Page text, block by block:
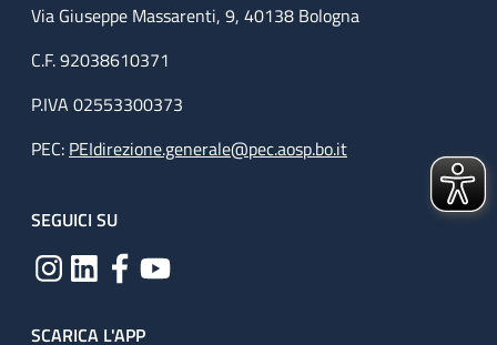
Via Giuseppe Massarenti, 9, 40138 Bologna
C.F. 92038610371
P.IVA 02553300373
PEC: PEIdirezione.generale@pec.aosp.bo.it
SEGUICI SU
SCARICA L'APP